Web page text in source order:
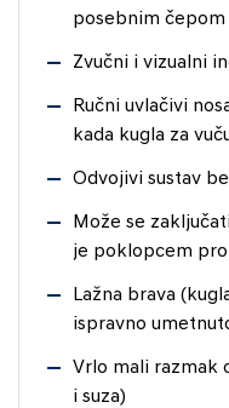
posebnim čepom
Zvučni i vizualni
Ručni uvlačivi
kada kugla za
Odvojivi sustav
Može se
je poklopcem
Lažna brava
ispravno
Vrlo mali razmak
i suza)